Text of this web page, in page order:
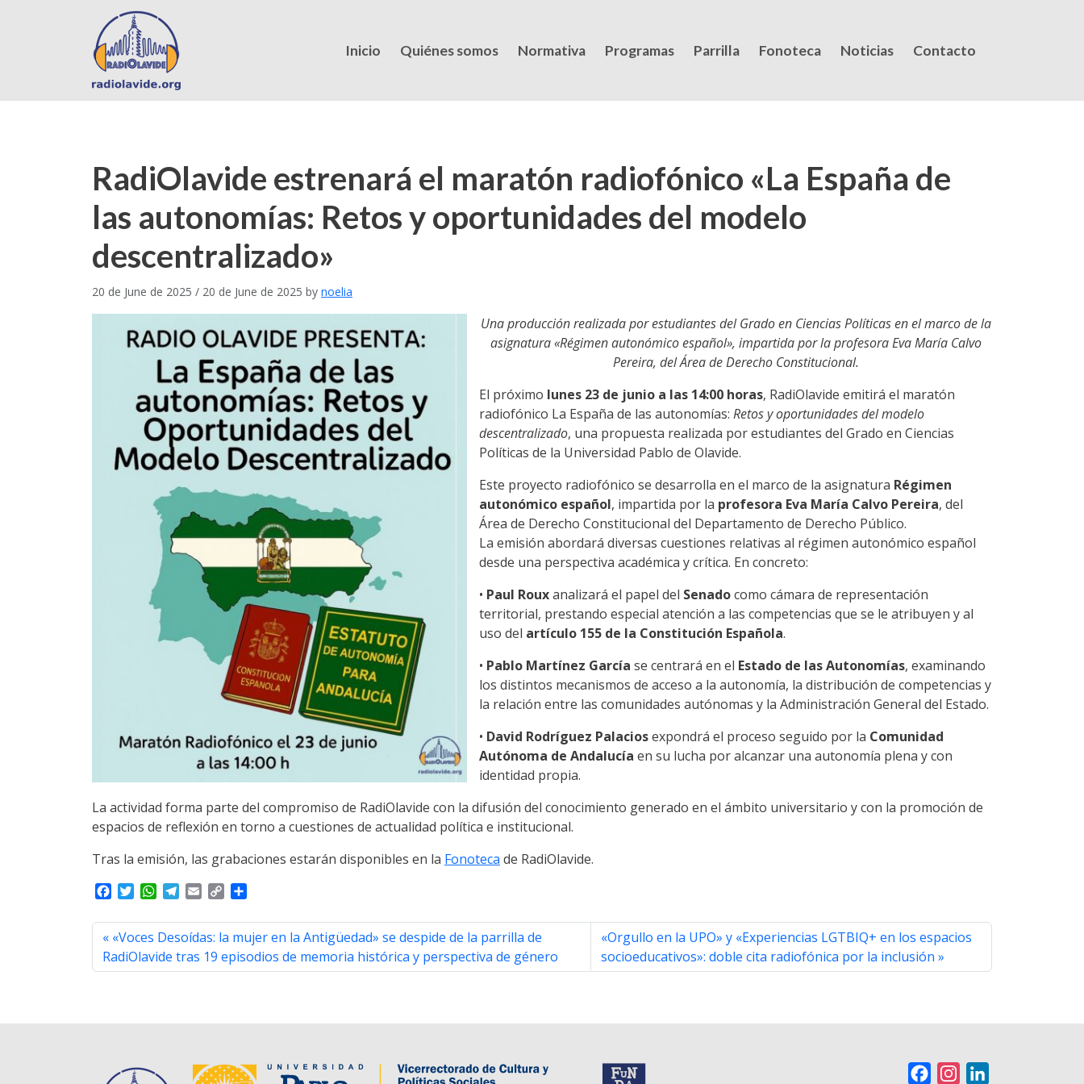
Inicio Quiénes somos Normativa Programas Parrilla Fonoteca Noticias Contacto
RadiOlavide estrenará el maratón radiofónico «La España de
las autonomías: Retos y oportunidades del modelo
descentralizado»
20 de June de 2025 / 20 de June de 2025 by noelia
Una producción realizada por estudiantes del Grado en Ciencias Políticas en el marco de la
asignatura «Régimen autonómico español», impartida por la profesora Eva María Calvo
Pereira, del Área de Derecho Constitucional.
El próximo lunes 23 de junio a las 14:00 horas, RadiOlavide emitirá el maratón
radiofónico La España de las autonomías: Retos y oportunidades del modelo
descentralizado, una propuesta realizada por estudiantes del Grado en Ciencias
Políticas de la Universidad Pablo de Olavide.
Este proyecto radiofónico se desarrolla en el marco de la asignatura Régimen
autonómico español, impartida por la profesora Eva María Calvo Pereira, del
Área de Derecho Constitucional del Departamento de Derecho Público.
La emisión abordará diversas cuestiones relativas al régimen autonómico español
desde una perspectiva académica y crítica. En concreto:
• Paul Rouxanalizará el papel del Senadocomo cámara de representación
territorial, prestando especial atención a las competencias que se le atribuyen y al
uso del artículo 155 de la Constitución Española.
• Pablo Martínez García se centrará en el Estado de las Autonomías, examinando
los distintos mecanismos de acceso a la autonomía, la distribución de competencias y
la relación entre las comunidades autónomas y la Administración General del Estado.
• David Rodríguez Palaciosexpondrá el proceso seguido por la Comunidad
Autónoma de Andalucía en su lucha por alcanzar una autonomía plena y con
identidad propia.
La actividad forma parte del compromiso de RadiOlavide con la difusión del conocimiento generado en el ámbito universitario y con la promoción de
espacios de reflexión en torno a cuestiones de actualidad política e institucional.
Tras la emisión, las grabaciones estarán disponibles en la Fonoteca de RadiOlavide.
c
e
b
o
i
t
t
e
W
a
t
s
A
l
e
g
r
a
i
p
y
L
i
a
r
e
«Voces Desoídas: la mujer en la Antigüedad» se despide de la parrilla de
RadiOlavide tras 19 episodios de memoria histórica y perspectiva de género
«Orgullo en la UPO» y «Experiencias LGTBIQ+ en los espacios
socioeducativos»: doble cita radiofónica por la inclusión